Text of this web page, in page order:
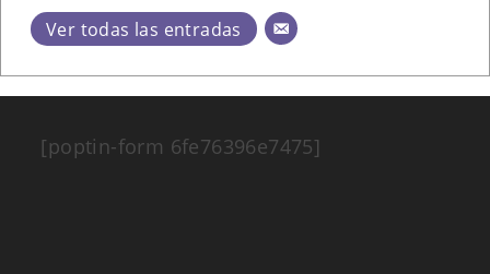
Ver todas las entradas
[poptin-form 6fe76396e7475]